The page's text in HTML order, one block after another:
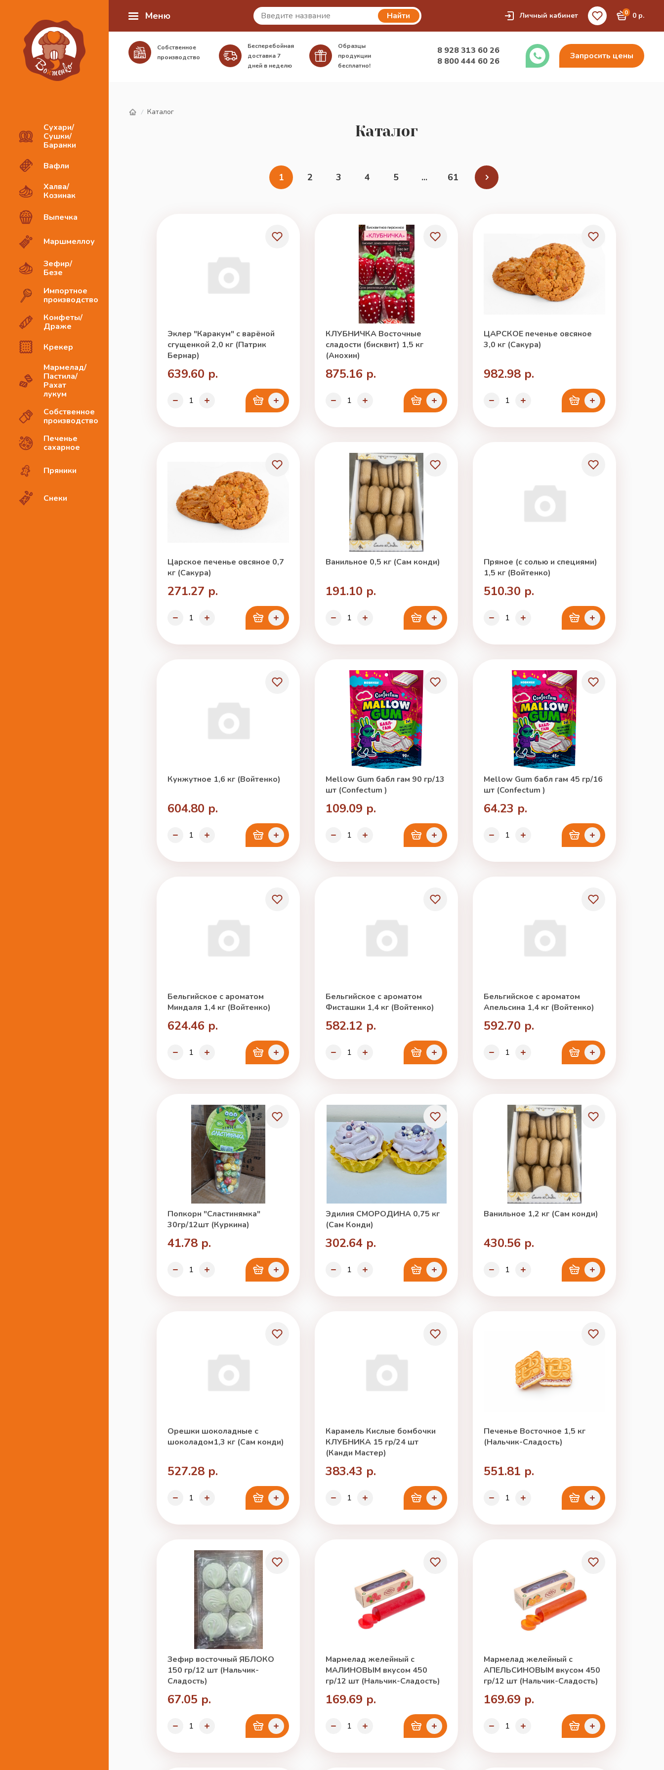
Сухари/
Сушки/
Баранки
Вафли
Халва/
Козинак
Выпечка
Маршмеллоу
Зефир/
Безе
Импортное
производство
Конфеты/
Драже
Крекер
Мармелад/
Пастила/
Рахат
лукум
Собственное
производство
Печенье
сахарное
Пряники
Снеки
Меню Найти Личный кабинет 0 0 р.
Собственное
производство
Бесперебойная
доставка7
дней в неделю
Образцы
продукции
бесплатно!
8 928 313 60 26
8 800 444 60 26
Запросить цены
/ Каталог
Каталог
1 2 3 4 5 ... 61
Эклер "Каракум" с варёной
сгущенкой 2,0 кг (Патрик
Бернар)
639.60 р.
КЛУБНИЧКА Восточные
сладости (бисквит) 1,5 кг
(Анохин)
875.16 р.
ЦАРСКОЕ печенье овсяное
3,0 кг (Сакура)
982.98 р.
Царское печенье овсяное 0,7
кг (Сакура)
271.27 р.
Ванильное 0,5 кг (Сам конди)
191.10 р.
Пряное (с солью и специями)
1,5 кг (Войтенко)
510.30 р.
Кунжутное 1,6 кг (Войтенко)
604.80 р.
Mellow Gum бабл гам 90 гр/13
шт (Confectum )
109.09 р.
Mellow Gum бабл гам 45 гр/16
шт (Confectum )
64.23 р.
Бельгийское с ароматом
Миндаля 1,4 кг (Войтенко)
624.46 р.
Бельгийское с ароматом
Фисташки 1,4 кг (Войтенко)
582.12 р.
Бельгийское с ароматом
Апельсина 1,4 кг (Войтенко)
592.70 р.
Попкорн "Сластинямка"
30гр/12шт (Куркина)
41.78 р.
Эдилия СМОРОДИНА 0,75 кг
(Сам Конди)
302.64 р.
Ванильное 1,2 кг (Сам конди)
430.56 р.
Орешки шоколадные с
шоколадом1,3 кг (Сам конди)
527.28 р.
Карамель Кислые бомбочки
КЛУБНИКА 15 гр/24 шт
(Канди Мастер)
383.43 р.
Печенье Восточное 1,5 кг
(Нальчик-Сладость)
551.81 р.
Зефир восточный ЯБЛОКО
150 гр/12 шт (Нальчик-
Сладость)
67.05 р.
Мармелад желейный с
МАЛИНОВЫМ вкусом 450
гр/12 шт (Нальчик-Сладость)
169.69 р.
Мармелад желейный с
АПЕЛЬСИНОВЫМ вкусом 450
гр/12 шт (Нальчик-Сладость)
169.69 р.